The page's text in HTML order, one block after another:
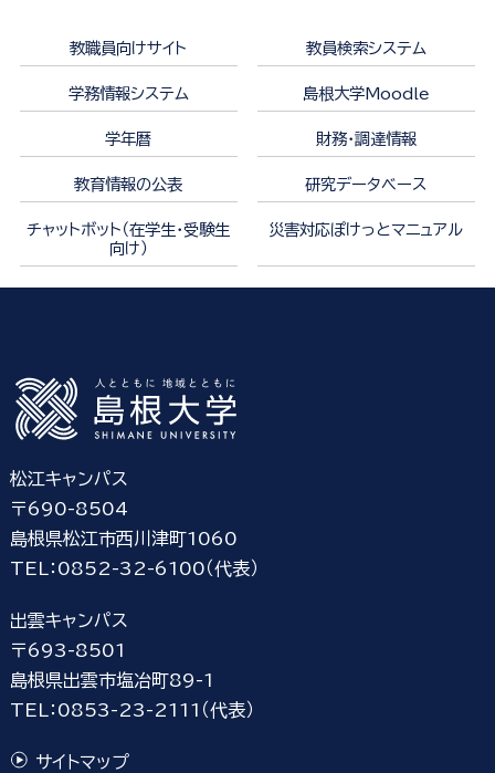
教職員向けサイト 教員検索システム
学務情報システム 島根大学Moodle
学年暦 財務・調達情報
教育情報の公表 研究データベース
チャットボット（在学生・受験生
向け）
災害対応ぽけっとマニュアル
松江キャンパス
〒690-8504
島根県松江市西川津町1060
TEL：0852-32-6100（代表）
出雲キャンパス
〒693-8501
島根県出雲市塩冶町89-1
TEL：0853-23-2111（代表）
サイトマップ